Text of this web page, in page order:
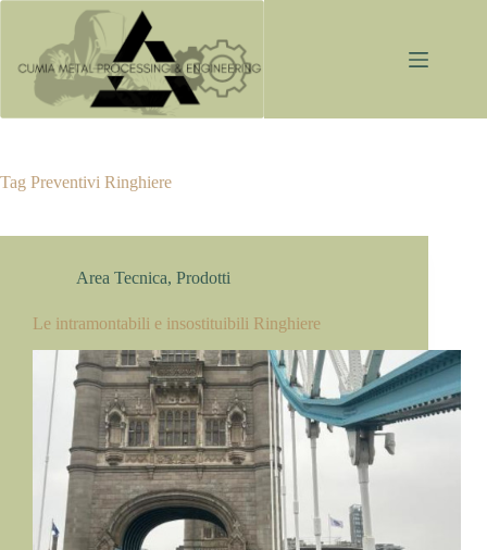
Salta
contenuto
Tag Preventivi Ringhiere
Area Tecnica, Prodotti
Le intramontabili e insostituibili Ringhiere